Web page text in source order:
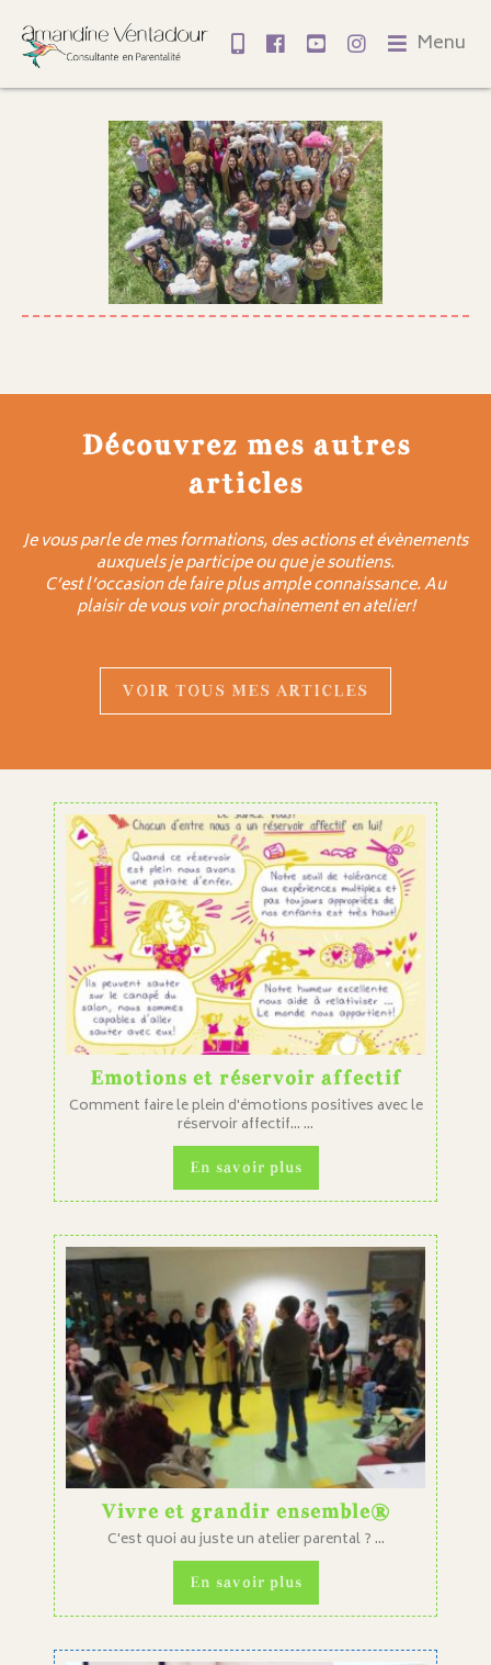
Menu
Découvrez mes autres
articles
Je vous parle de mes formations, des actions et évènements
auxquels je participe ou que je soutiens.
C’est l’occasion de faire plus ample connaissance. Au
plaisir de vous voir prochainement en atelier!
VOIR TOUS MES ARTICLES
Emotions et réservoir affectif
Comment faire le plein d'émotions positives avec le
réservoir affectif... ...
En savoir plus
Vivre et grandir ensemble®
C'est quoi au juste un atelier parental ? ...
En savoir plus